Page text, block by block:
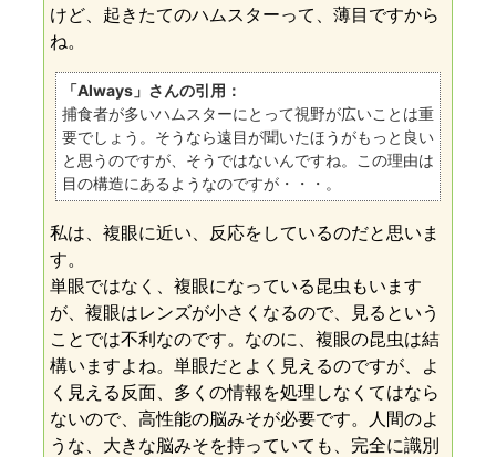
けど、起きたてのハムスターって、薄目ですから
ね。
「Always」さんの引用：
捕食者が多いハムスターにとって視野が広いことは重
要でしょう。そうなら遠目が聞いたほうがもっと良い
と思うのですが、そうではないんですね。この理由は
目の構造にあるようなのですが・・・。
私は、複眼に近い、反応をしているのだと思いま
す。
単眼ではなく、複眼になっている昆虫もいます
が、複眼はレンズが小さくなるので、見るという
ことでは不利なのです。なのに、複眼の昆虫は結
構いますよね。単眼だとよく見えるのですが、よ
く見える反面、多くの情報を処理しなくてはなら
ないので、高性能の脳みそが必要です。人間のよ
うな、大きな脳みそを持っていても、完全に識別